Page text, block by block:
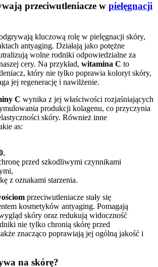
przeciwutleniacze w pielęgnacji
kluczową rolę w pielęgnacji skóry,
antyaging. Działają jako potężne
wolne rodniki odpowiedzialne za
cery. Na przykład, witamina C to
który nie tylko poprawia koloryt skóry,
jej regenerację i nawilżenie.
C wynika z jej właściwości rozjaśniających
produkcji kolagenu, co przyczynia
skóry. Również inne
as:
,
przed szkodliwymi czynnikami
z oznakami starzenia.
przeciwutleniacze stały się
kosmetyków antyaging. Pomagają
skóry oraz redukują widoczność
nie tylko chronią skórę przed
znacząco poprawiają jej ogólną jakość i
na skórę?